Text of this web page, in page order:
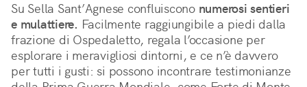
Su Sella Sant’Agnese confluiscono numerosi sentieri
e mulattiere. Facilmente raggiungibile a piedi dalla
frazione di Ospedaletto, regala l’occasione per
esplorare i meravigliosi dintorni, e ce n’è davvero
per tutti i gusti: si possono incontrare testimonianze